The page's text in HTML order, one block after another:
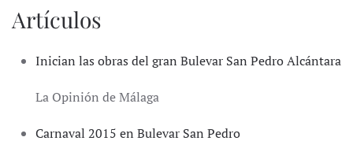
Artículos
Inician las obras del gran Bulevar San Pedro Alcántara
La Opinión de Málaga
Carnaval 2015 en Bulevar San Pedro